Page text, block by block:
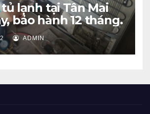
lạnh tại Tân Mai
bảo hành 12 tháng.
ADMIN